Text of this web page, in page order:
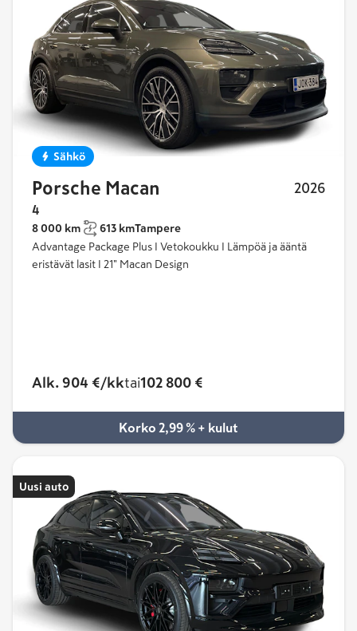
Sähkö
Porsche Macan 2026
4
8 000 km 613 kmTampere
Advantage Package Plus I Vetokoukku I Lämpöä ja ääntä
eristävät lasit I 21" Macan Design
Alk. 904 €/kktai102 800 €
Korko 2,99 % + kulut
Uusi auto